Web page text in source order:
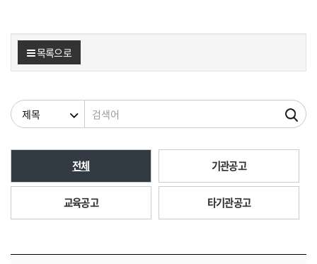
목록으로
검색조건 검색어
전체 기관공고
교육공고 타기관공고